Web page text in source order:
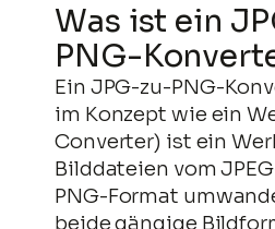
Was ist ein
PNG-
Ein JPG-zu-PNG-
im Konzept wie ein
Converter) ist ein
Bilddateien vom
PNG-Format
beide gängige